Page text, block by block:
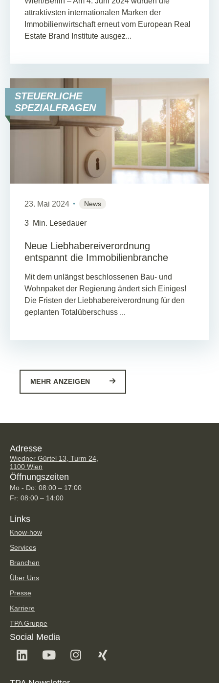
attraktivsten internationalen Marken der
Immobilienwirtschaft erneut vom European Real
Estate Brand Institute ausgez...
STEUERLICHE
SPEZIALFRAGEN
23. Mai 2024 News
3 Min. Lesedauer
Neue Liebhabereiverordnung
entspannt die Immobilienbranche
Mit dem unlängst beschlossenen Bau- und
Wohnpaket der Regierung ändert sich Einiges!
Die Fristen der Liebhabereiverordnung für den
geplanten Totalüberschuss ...
MEHR ANZEIGEN
Adresse
Wiedner Gürtel 13, Turm 24,
1100 Wien
Öffnungszeiten
Mo - Do: 08:00 – 17:00
Fr: 08:00 – 14:00
Links
Know-how
Services
Branchen
Über Uns
Presse
Karriere
TPA Gruppe
Social Media